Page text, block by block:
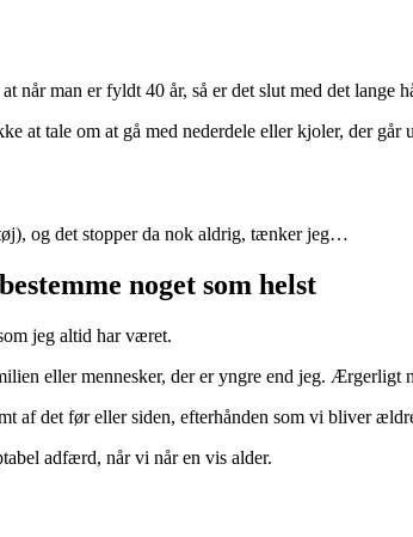
når man er fyldt 40 år, så er det slut med det lange
at tale om at gå med nederdele eller kjoler, der
og det stopper da nok aldrig, tænker jeg…
noget som helst
jeg altid har været.
eller mennesker, der er yngre end jeg.
af det før eller siden, efterhånden som vi bliver
adfærd, når vi når en vis alder.